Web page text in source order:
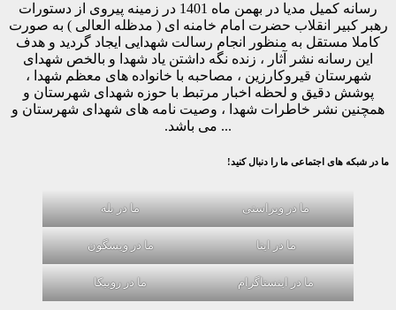
رسانه کمیل مدیا در بهمن ماه 1401 در زمینه پیروی از دستورات
رهبر کبیر انقلاب حضرت امام خامنه ای ( مدظله العالی ) به صورت
کاملا مستقل به منظور انجام رسالت شهدایی ایجاد گردید و هدف
این رسانه نشر آثار ، زنده نگه داشتن یاد شهدا و بالخص شهدای
شهرستان قیروکارزین ، مصاحبه با خانواده های معظم شهدا ،
پوشش دقیق و لحظه اخبار مرتبط با حوزه شهدای شهرستان و
همچنین نشر خاطرات شهدا ، وصیت نامه های شهدای شهرستان و
... می باشد.
ما در شبکه های اجتماعی ما را دنبال کنید!
ما در ویراستی ما در بله
ما در ایتا ما در ویسگون
ما در اینستاگرام ما در روبیکا